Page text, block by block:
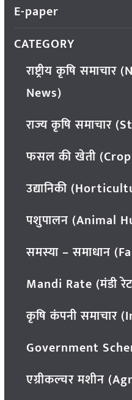
E-paper
CATEGORY
राष्ट्रीय कृषि
News)
राज्य कृषि समाचार
फसल की खेती
उद्यानिकी
पशुपालन (Animal
समस्या – समाधान
Mandi Rate (मंडी
कृषि कंपनी समाचार
Government
एग्रीकल्चर मशीन